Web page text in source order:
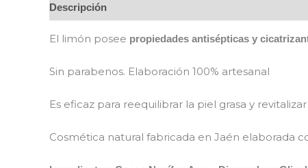
Descripción
El limón posee propiedades antisépticas y
Sin parabenos. Elaboración 100% artesanal
Es eficaz para reequilibrar la piel grasa y
Cosmética natural fabricada en Jaén elaborada